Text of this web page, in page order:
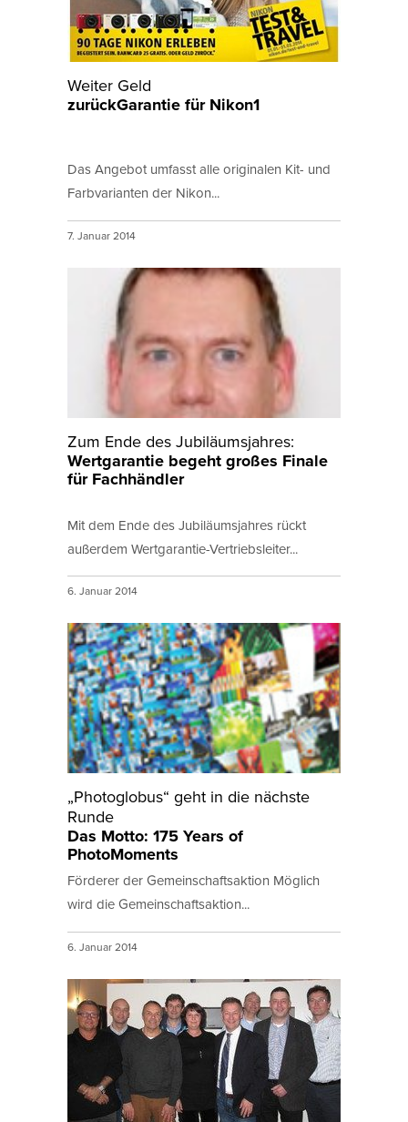
Weiter Geld
zurückGarantie für Nikon1
Das Angebot umfasst alle originalen Kit- und
Farbvarianten der Nikon...
7. Januar 2014
Zum Ende des Jubiläumsjahres:
Wertgarantie begeht großes Finale
für Fachhändler
Mit dem Ende des Jubiläumsjahres rückt
außerdem Wertgarantie-Vertriebsleiter...
6. Januar 2014
„Photoglobus“ geht in die nächste
Runde
Das Motto: 175 Years of
PhotoMoments
Förderer der Gemeinschaftsaktion Möglich
wird die Gemeinschaftsaktion...
6. Januar 2014